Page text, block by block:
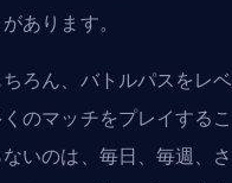
があります。
ちろん、バトルパスをレ
くのマッチをプレイする
ないのは、毎日、毎週、